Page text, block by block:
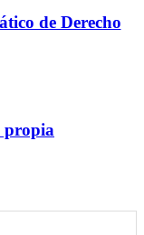
de Derecho
propia